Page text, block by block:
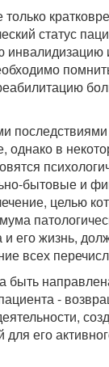
только
статус
инвалидизацию
последствиями
однако в
бытовые и
целью
и его жизнь,
всех
быть
-
его